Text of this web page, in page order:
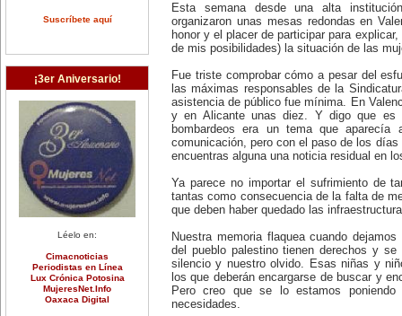
Suscríbete aquí
¡3er Aniversario!
Léelo en:
Cimacnoticias
Periodistas en Línea
Lux Crónica Potosina
MujeresNet.Info
Oaxaca Digital
Esta semana desde una alta
organizaron unas mesas redondas en
honor y el placer de participar para
de mis posibilidades) la situación de las
Fue triste comprobar cómo a pesar del
las máximas responsables de la
asistencia de público fue mínima. En
y en Alicante unas diez. Y digo que
bombardeos era un tema que
comunicación, pero con el paso de los
encuentras alguna una noticia residual en
Ya parece no importar el sufrimiento de
tantas como consecuencia de la falta de
que deben haber quedado las
Nuestra memoria flaquea cuando
del pueblo palestino tienen derechos y
silencio y nuestro olvido. Esas niñas y
los que deberán encargarse de buscar y
Pero creo que se lo estamos
necesidades.